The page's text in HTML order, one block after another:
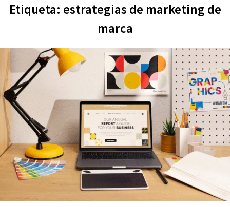
Etiqueta: estrategias de marketing de
marca